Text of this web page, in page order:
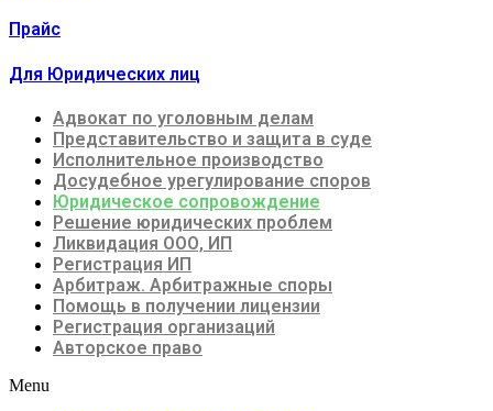
Прайс
Для Юридических лиц
Адвокат по уголовным делам
Представительство и защита в суде
Исполнительное производство
Досудебное урегулирование споров
Юридическое сопровождение
Решение юридических проблем
Ликвидация ООО, ИП
Регистрация ИП
Арбитраж. Арбитражные споры
Помощь в получении лицензии
Регистрация организаций
Авторское право
Menu